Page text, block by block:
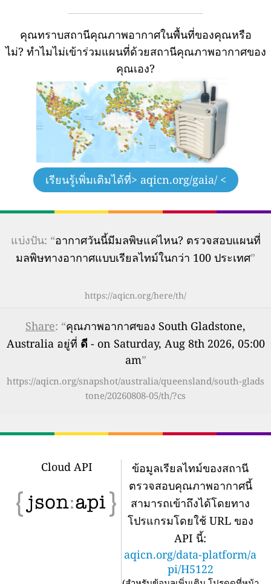
คุณทราบสถานีคุณภาพอากาศในพื้นที่ของคุณหรือ
ไม่? ทำไมไม่เข้าร่วมแผนที่ด้วยสถานีคุณภาพอากาศของ
คุณเอง?
เรียนรู้เพิ่มเติมได้ที่> aqicn.org/gaia/ <
แบ่งปัน: “อากาศวันนี้มีมลพิษแค่ไหน? ตรวจสอบแผนที่
มลพิษทางอากาศแบบเรียลไทม์ในกว่า 100 ประเทศ”
https://aqicn.org/here/th/
Share: “คุณภาพอากาศของ South Gladstone,
Australia อยู่ที่ ดี- on Saturday, Aug 8th 2026, 05:00
am”
https://aqicn.org/snapshot/australia/queensland/south-glads
tone/20260808-05/th/?cs
Cloud API
ข้อมูลเรียลไทม์ของสถานี
ตรวจสอบคุณภาพอากาศนี้
สามารถเข้าถึงได้โดยทาง
โปรแกรมโดยใช้ URL ของ
API นี้:
aqicn.org/data-platform/a
pi/H5122